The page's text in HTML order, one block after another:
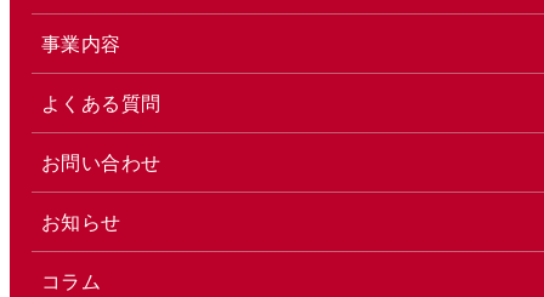
事業内容
よくある質問
お問い合わせ
お知らせ
コラム